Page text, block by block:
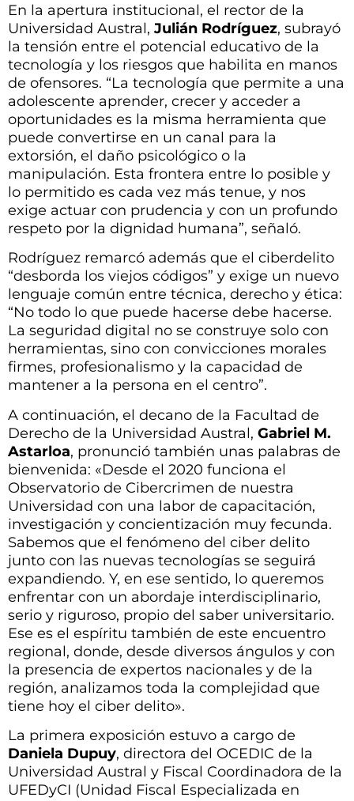
En la apertura institucional, el rector de la
Universidad Austral,Julián Rodríguez, subrayó
la tensión entre el potencial educativo de la
tecnología y los riesgos que habilita en manos
de ofensores. “La tecnología que permite a una
adolescente aprender, crecer y acceder a
oportunidades es la misma herramienta que
puede convertirse en un canal para la
extorsión, el daño psicológico o la
manipulación. Esta frontera entre lo posible y
lo permitido es cada vez más tenue, y nos
exige actuar con prudencia y con un profundo
respeto por la dignidad humana”, señaló.
Rodríguez remarcó además que el ciberdelito
“desborda los viejos códigos” y exige un nuevo
lenguaje común entre técnica, derecho y ética:
“No todo lo que puede hacerse debe hacerse.
La seguridad digital no se construye solo con
herramientas, sino con convicciones morales
firmes, profesionalismo y la capacidad de
mantener a la persona en el centro”.
A continuación, el decano de la Facultad de
Derecho de la Universidad Austral, Gabriel M.
Astarloa, pronunció también unas palabras de
bienvenida: «Desde el 2020 funciona el
Observatorio de Cibercrimen de nuestra
Universidad con una labor de capacitación,
investigación y concientización muy fecunda.
Sabemos que el fenómeno del ciber delito
junto con las nuevas tecnologías se seguirá
expandiendo. Y, en ese sentido, lo queremos
enfrentar con un abordaje interdisciplinario,
serio y riguroso, propio del saber universitario.
Ese es el espíritu también de este encuentro
regional, donde, desde diversos ángulos y con
la presencia de expertos nacionales y de la
región, analizamos toda la complejidad que
tiene hoy el ciber delito».
La primera exposición estuvo a cargo de
Daniela Dupuy, directora del OCEDIC de la
Universidad Austral y Fiscal Coordinadora de la
UFEDyCI (Unidad Fiscal Especializada en